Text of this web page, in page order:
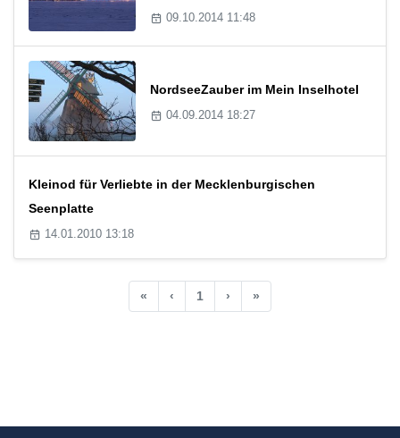
09.10.2014 11:48
NordseeZauber im Mein Inselhotel
04.09.2014 18:27
Kleinod für Verliebte in der Mecklenburgischen
Seenplatte
14.01.2010 13:18
« ‹ 1 › »